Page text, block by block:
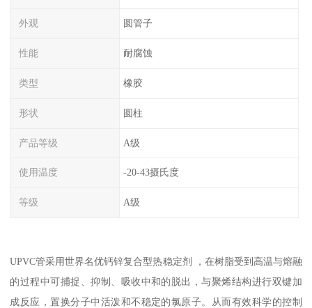
外观 圆管子
性能 耐腐蚀
类型 橡胶
形状 圆柱
产品等级 A级
使用温度 -20-43摄氏度
等级 A级
UPVC管采用世界名优钙锌复合型热稳定剂 ，在树脂受到高温与熔融
的过程中可捕捉、抑制、吸收中和的脱出，与聚烯结构进行双键加
成反应，置换分子中活泼和不稳定的氯原子。从而有效科学的控制